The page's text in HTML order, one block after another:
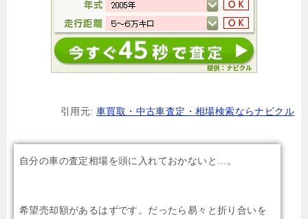
引用元: 車買取・中古車査定・相場検索ならナビクル
自分の車の査定相場を頭に入れておかないと…。
希望売却額があるはずです。だったら易々と折り合いを